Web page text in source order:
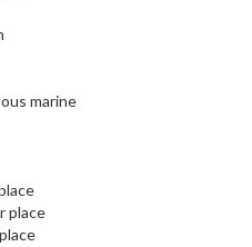
marine
place